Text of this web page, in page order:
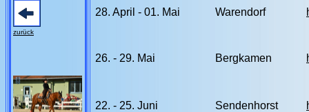
zurück
28. April - 01. Mai Warendorf
26. - 29. Mai Bergkamen
22. - 25. Juni Sendenhorst